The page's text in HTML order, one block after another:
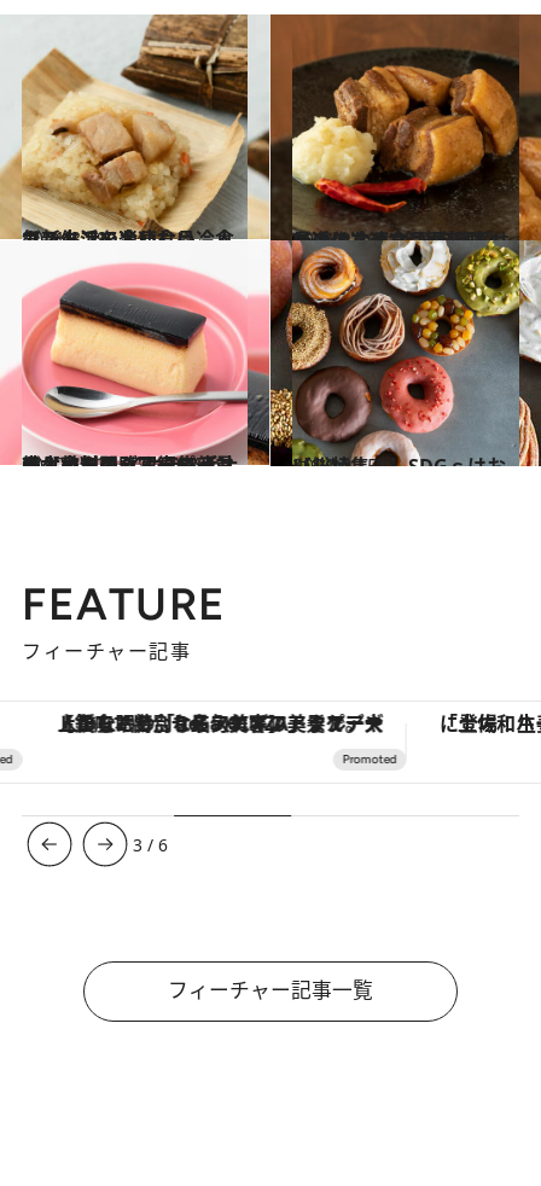
2021.3.19
カンタンでおいしい冷食で新生活を楽しむ♪ 人気ストアの冷凍食品
グルメ 2021.2.20
最近の冷凍食品が美味しいのはなぜ？ お取り寄せで進化する“冷凍料理”
グルメ
2020.11.25
輸入食料品＆スーパーマーケットの イケテル手土産【カタログ写真68点】 まとめて閲覧♡編集部員も太鼓判！
グルメ 2021.2.15
【総特集！】SDGｓはおいしい
グルメ
FEATURE
フィーチャー記事
【銀座で出合う最旬美容】美髪ケアや上質な眠り…セルフケアのアップデートから、特別な名入れギフトまで。大人のための「ReFa GINZA」クルーズ
3 /6
フィーチャー記事一覧